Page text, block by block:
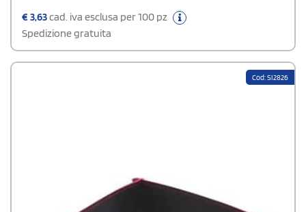
€3,63cad. iva esclusa per 100 pz
Spedizione gratuita
Cod: SI2826